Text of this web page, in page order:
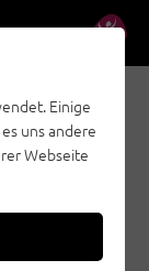
Einige
uns andere
Webseite